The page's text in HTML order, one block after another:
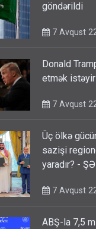
göndərildi
7 Avqust
Donald
etmək istəyir
7 Avqust
Üç ölkə
sazişi
yaradır? -
7 Avqust
ABŞ-la 7,5